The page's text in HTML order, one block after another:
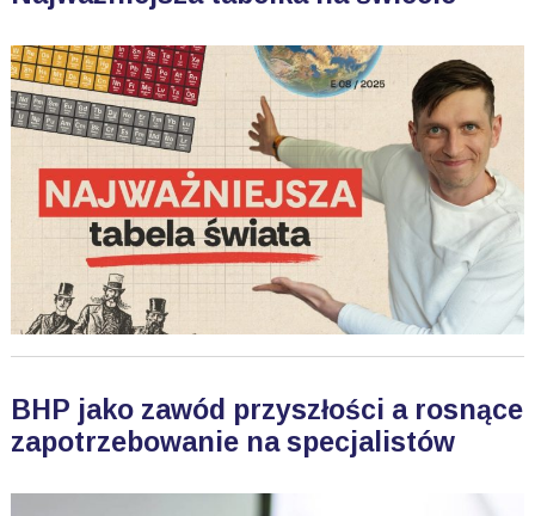
BHP jako zawód przyszłości a rosnące
zapotrzebowanie na specjalistów